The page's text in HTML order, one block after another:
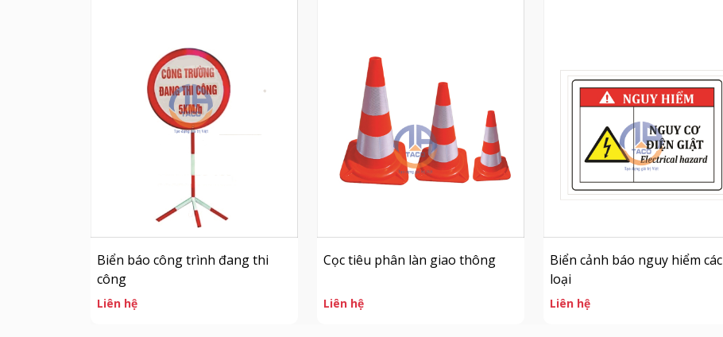
Biển báo công trình đang thi
công
Liên hệ
Cọc tiêu phân làn giao thông
Liên hệ
Biển cảnh báo nguy hiểm các
loại
Liên hệ